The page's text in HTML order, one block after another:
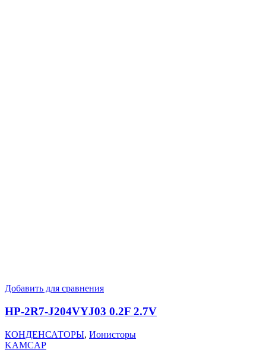
Добавить для сравнения
HP-2R7-J204VYJ03 0.2F 2.7V
КОНДЕНСАТОРЫ, Ионисторы
KAMCAP